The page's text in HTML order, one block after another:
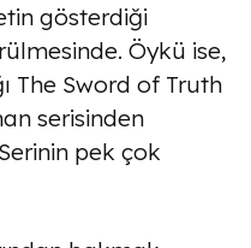
gösterdiği
Öykü ise,
The Sword of Truth
serisinden
pek çok